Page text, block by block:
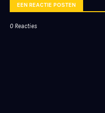
EEN REACTIE POSTEN
0 Reacties